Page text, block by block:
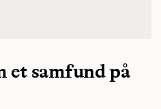
et samfund på